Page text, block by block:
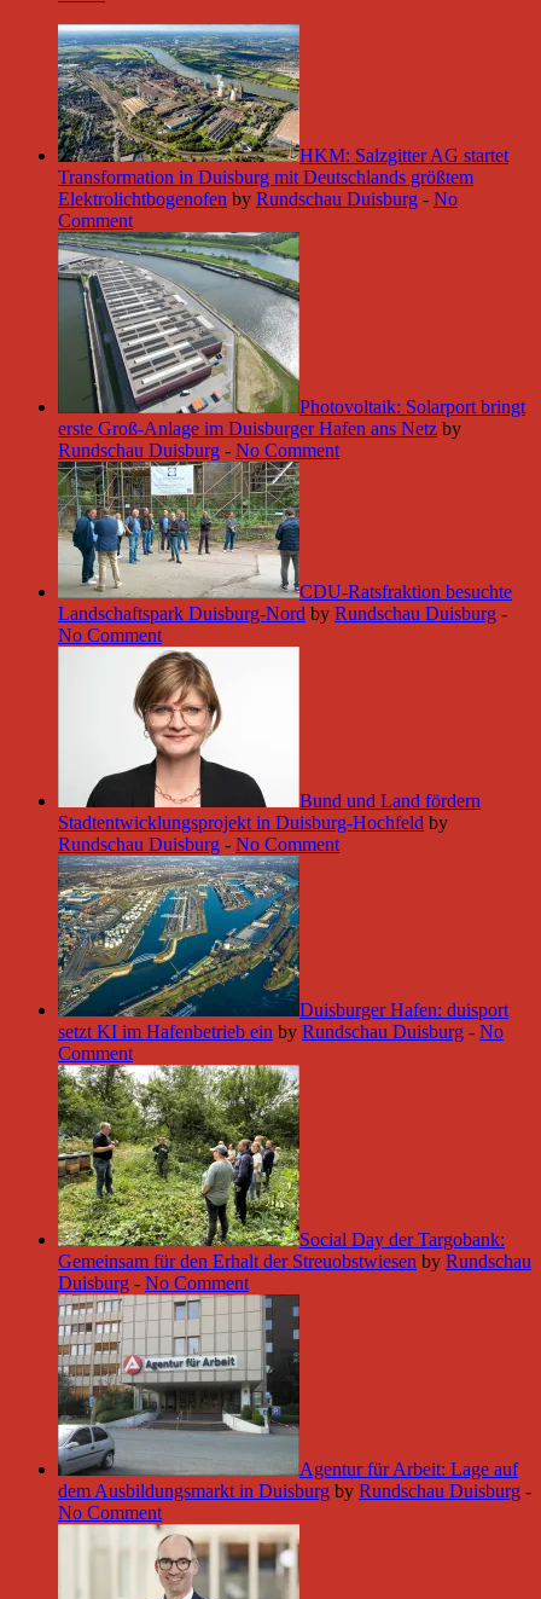
HKM: Salzgitter AG startet
Transformation in Duisburg mit Deutschlands größtem
Elektrolichtbogenofen by Rundschau Duisburg - No
Comment
Photovoltaik: Solarport bringt
erste Groß-Anlage im Duisburger Hafen ans Netz by
Rundschau Duisburg - No Comment
CDU-Ratsfraktion besuchte
Landschaftspark Duisburg-Nord by Rundschau Duisburg -
No Comment
Bund und Land fördern
Stadtentwicklungsprojekt in Duisburg-Hochfeld by
Rundschau Duisburg - No Comment
Duisburger Hafen: duisport
setzt KI im Hafenbetrieb ein by Rundschau Duisburg - No
Comment
Social Day der Targobank:
Gemeinsam für den Erhalt der Streuobstwiesen by Rundschau
Duisburg - No Comment
Agentur für Arbeit: Lage auf
dem Ausbildungsmarkt in Duisburg by Rundschau Duisburg -
No Comment